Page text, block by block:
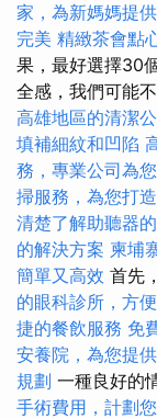
家，為新媽媽提
完美 精緻茶會點
果，最好選擇30
全感，我們可能
高雄地區的清潔
填補細紋和凹陷
務，專業公司為
掃服務，為您打
清楚了解助聽器
的解決方案 柬埔
簡單又高效 首先
的眼科診所，方
捷的餐飲服務 免
安養院，為您提
規劃 一種良好的
手術費用，計劃